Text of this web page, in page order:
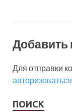
Добавить
Для отправки
авторизоваться
ПОИСК